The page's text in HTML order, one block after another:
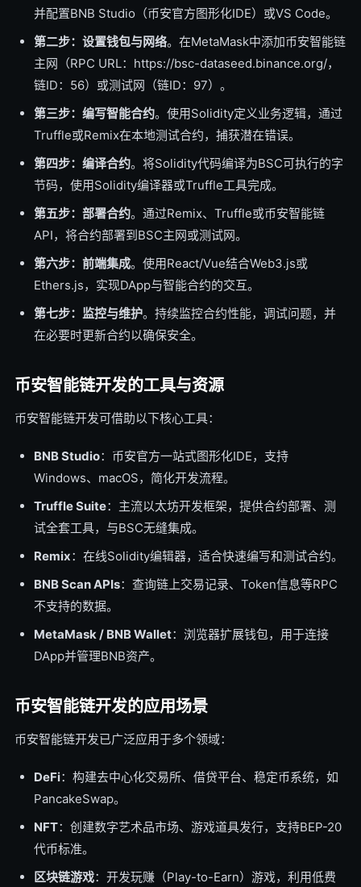
并配置BNB Studio（币安官方图形化IDE）或VS Code。
第二步：设置钱包与网络。在MetaMask中添加币安智能链
主网（RPC URL：https://bsc-dataseed.binance.org/，
链ID：56）或测试网（链ID：97）。
第三步：编写智能合约。使用Solidity定义业务逻辑，通过
Truffle或Remix在本地测试合约，捕获潜在错误。
第四步：编译合约。将Solidity代码编译为BSC可执行的字
节码，使用Solidity编译器或Truffle工具完成。
第五步：部署合约。通过Remix、Truffle或币安智能链
API，将合约部署到BSC主网或测试网。
第六步：前端集成。使用React/Vue结合Web3.js或
Ethers.js，实现DApp与智能合约的交互。
第七步：监控与维护。持续监控合约性能，调试问题，并
在必要时更新合约以确保安全。
币安智能链开发的工具与资源
币安智能链开发可借助以下核心工具：
BNB Studio：币安官方一站式图形化IDE，支持
Windows、macOS，简化开发流程。
Truffle Suite：主流以太坊开发框架，提供合约部署、测
试全套工具，与BSC无缝集成。
Remix：在线Solidity编辑器，适合快速编写和测试合约。
BNB Scan APIs：查询链上交易记录、Token信息等RPC
不支持的数据。
MetaMask / BNB Wallet：浏览器扩展钱包，用于连接
DApp并管理BNB资产。
币安智能链开发的应用场景
币安智能链开发已广泛应用于多个领域：
DeFi：构建去中心化交易所、借贷平台、稳定币系统，如
PancakeSwap。
NFT：创建数字艺术品市场、游戏道具发行，支持BEP-20
代币标准。
区块链游戏：开发玩赚（Play-to-Earn）游戏，利用低费